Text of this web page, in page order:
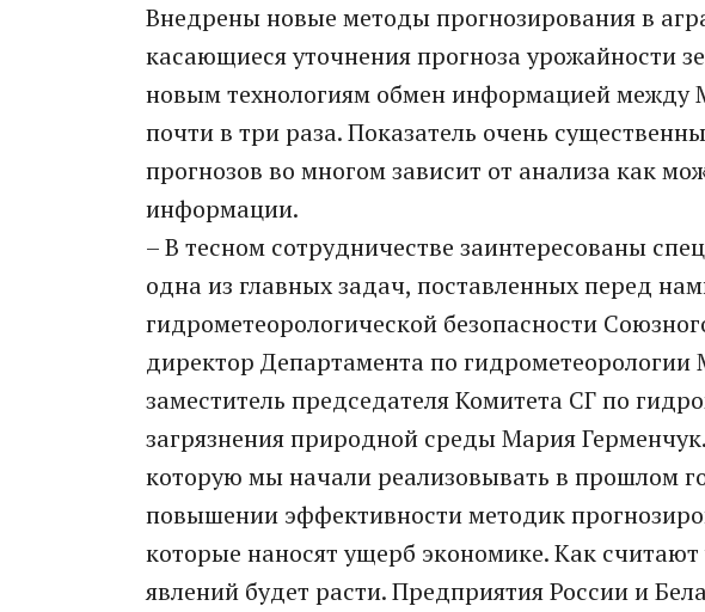
Внедрены новые методы прогнозирования в
касающиеся уточнения прогноза урожайности
новым технологиям обмен информацией между
почти в три раза. Показатель очень
прогнозов во многом зависит от анализа как
информации.
– В тесном сотрудничестве заинтересованы
одна из главных задач, поставленных перед
гидрометеорологической безопасности
директор Департамента по
заместитель председателя Комитета СГ по
загрязнения природной среды Мария
которую мы начали реализовывать в прошлом
повышении эффективности методик
которые наносят ущерб экономике. Как
явлений будет расти. Предприятия России и